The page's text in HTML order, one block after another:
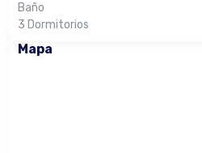
Baño
3 Dormitorios
Mapa